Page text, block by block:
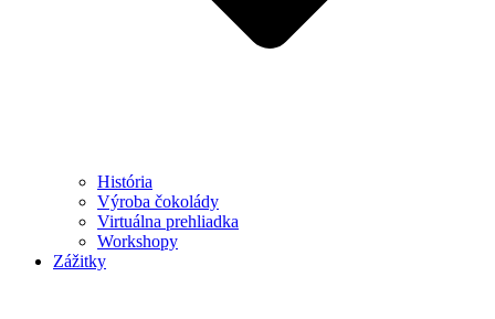
História
Výroba čokolády
Virtuálna prehliadka
Workshopy
Zážitky